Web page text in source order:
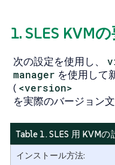
1. SLES KVM
次の設定を使用し、
manager を使用して
( <version>
を実際のバージョン
Table 1. SLES 用 KVMの
インストール方法: